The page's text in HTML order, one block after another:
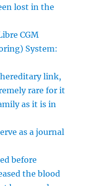
lost in the
CGM
System:
hereditary link,
rare for it
as it is in
as a journal
before
the blood